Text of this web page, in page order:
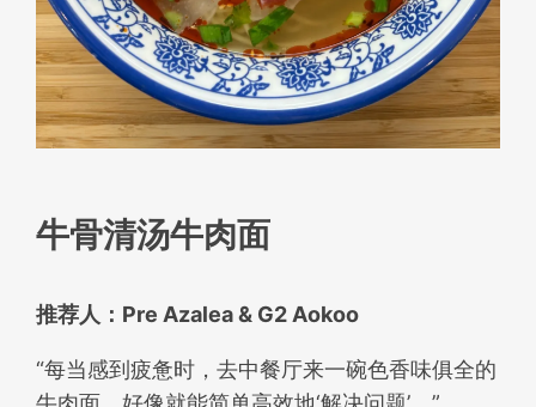
牛骨清汤牛肉面
推荐人：Pre Azalea & G2 Aokoo
“每当感到疲惫时，去中餐厅来一碗色香味俱全的